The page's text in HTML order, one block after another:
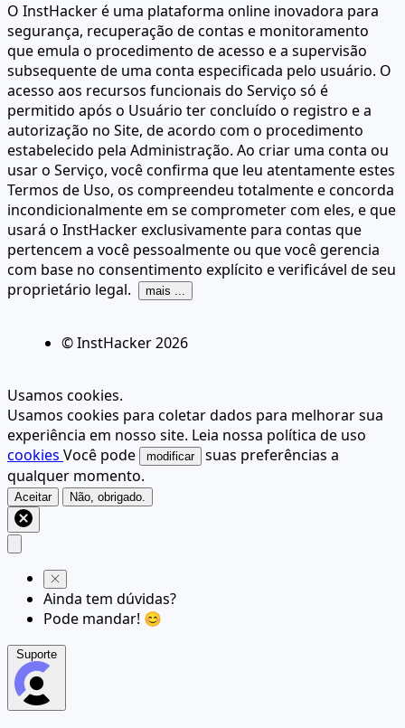
O InstHacker é uma plataforma online inovadora para
segurança, recuperação de contas e monitoramento
que emula o procedimento de acesso e a supervisão
subsequente de uma conta especificada pelo usuário. O
acesso aos recursos funcionais do Serviço só é
permitido após o Usuário ter concluído o registro e a
autorização no Site, de acordo com o procedimento
estabelecido pela Administração. Ao criar uma conta ou
usar o Serviço, você confirma que leu atentamente estes
Termos de Uso, os compreendeu totalmente e concorda
incondicionalmente em se comprometer com eles, e que
usará o InstHacker exclusivamente para contas que
pertencem a você pessoalmente ou que você gerencia
com base no consentimento explícito e verificável de seu
proprietário legal.
mais ...
© InstHacker2026
Usamos cookies.
Usamos cookies para coletar dados para melhorar sua
experiência em nosso site. Leia nossa política de uso
cookies Você pode modificar
suas preferências a
qualquer momento.
Aceitar Não, obrigado.
Ainda tem dúvidas?
Pode mandar! 😊
Suporte